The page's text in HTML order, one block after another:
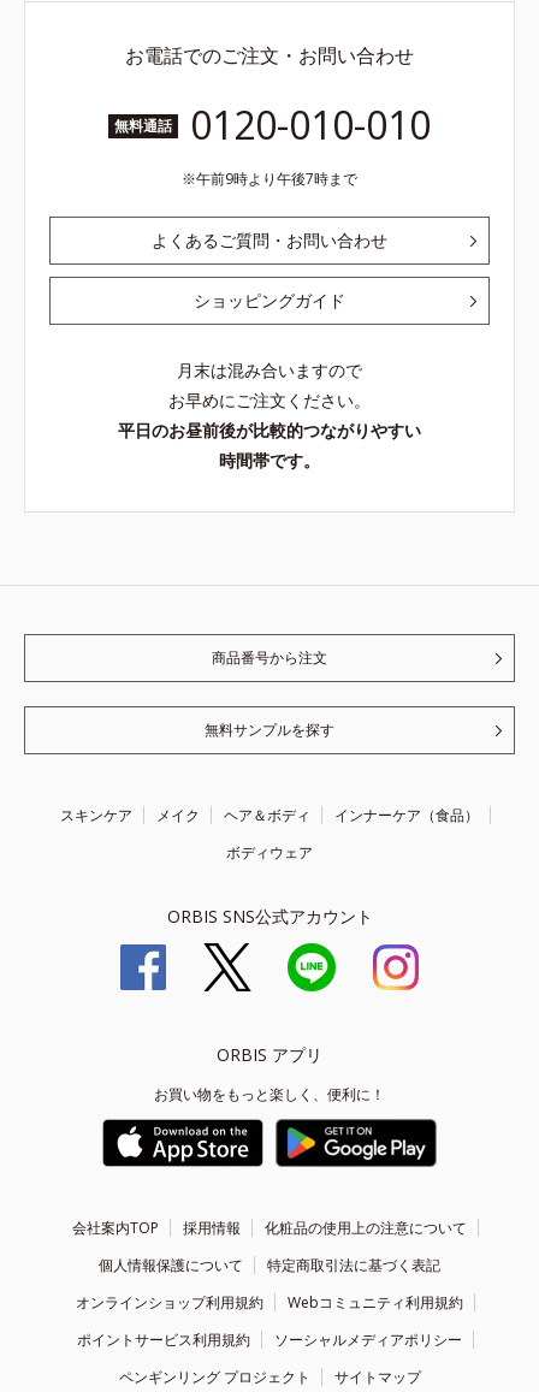
お電話でのご注文・お問い合わせ
無料通話 0120-010-010
午前9時より午後7時まで
よくあるご質問・お問い合わせ
ショッピングガイド
月末は混み合いますので
お早めにご注文ください。
平日のお昼前後が比較的つながりやすい
時間帯です。
商品番号から注文
無料サンプルを探す
スキンケア メイク ヘア＆ボディ
インナーケア（食品）
ボディウェア
ORBIS SNS公式アカウント
ORBIS アプリ
お買い物をもっと楽しく、便利に！
会社案内TOP 採用情報
化粧品の使用上の注意について
個人情報保護について
特定商取引法に基づく表記
オンラインショップ利用規約
Webコミュニティ利用規約
ポイントサービス利用規約
ソーシャルメディアポリシー
ペンギンリング プロジェクト
サイトマップ